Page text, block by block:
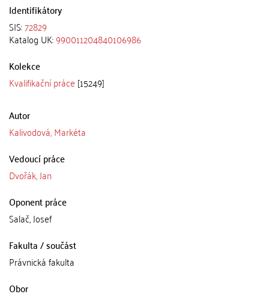
Identifikátory
SIS:72829
Katalog UK:990011204840106986
Kolekce
Kvalifikační práce [15249]
Autor
Kalivodová, Markéta
Vedoucí práce
Dvořák, Jan
Oponent práce
Salač, Josef
Fakulta / součást
Právnická fakulta
Obor